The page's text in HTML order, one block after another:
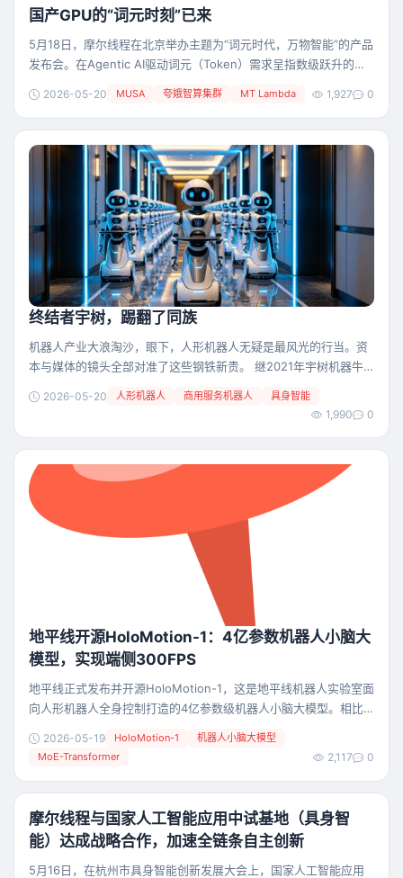
算、智能终端等多个前沿方向，展现出新一代
国产GPU的“词元时刻”已来
5月18日，摩尔线程在北京举办主题为“词元时代，万物智能”的产品
发布会。在Agentic AI驱动词元（Token）需求呈指数级跃升的关
线程在此次盛会上全方位展示了其作为智算底座的战略纵深，全面
到自研“长江”SoC驱动的智能终端MTT AICUBE和MTT AIBOOK；
2026-05-20 MUSA 夸娥智算集群 MT Lambda 1,927 0
终结者宇树，踢翻了同族
机器人产业大浪淘沙，眼下，人形机器人无疑是最风光的行当。资
本与媒体的镜头全部对准了这些钢铁新贵。 继2021年宇树机器牛
行业炙手可热的领导者。 尤其是2026年以来，几乎所有的机器人
机器人倾斜。 但在聚光灯的边缘，商
2026-05-20 人形机器人 商用服务机器人 具身智能
1,990 0
地平线开源HoloMotion-1：4亿参数机器人小脑大
模型，实现端侧300FPS
地平线正式发布并开源HoloMotion-1，这是地平线机器人实验室面
向人形机器人全身控制打造的4亿参数级机器人小脑大模型。相比
人“小脑”的模型规模提升到新的量级，并在端侧实现约300FPS实时
推理，让大模型能力真正进入机器人运动控制闭环。通过本次开
更高效地构建、复现和部
2026-05-19 HoloMotion-1
机器人小脑大模型
MoE-Transformer
2,117 0
摩尔线程与国家人工智能应用中试基地（具身智
能）达成战略合作，加速全链条自主创新
5月16日，在杭州市具身智能创新发展大会上，国家人工智能应用